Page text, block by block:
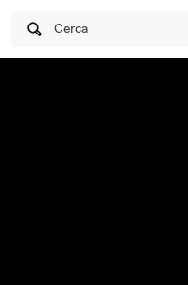
Cerca